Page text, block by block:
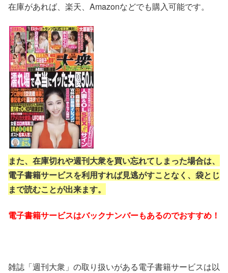
在庫があれば、楽天、Amazonなどでも購入可能です。
また、在庫切れや週刊大衆を買い忘れてしまった場合は、
電子書籍サービスを利用すれば見逃がすことなく、袋とじ
まで読むことが出来ます。
電子書籍サービスはバックナンバーもあるのでおすすめ！
雑誌「週刊大衆」の取り扱いがある電子書籍サービスは以